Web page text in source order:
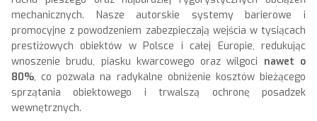
mechanicznych. Nasze autorskie systemy barierowe i
promocyjne z powodzeniem zabezpieczają wejścia w tysiącach
prestiżowych obiektów w Polsce i całej Europie, redukując
wnoszenie brudu, piasku kwarcowego oraz wilgoci nawet o
80%, co pozwala na radykalne obniżenie kosztów bieżącego
sprzątania obiektowego i trwalszą ochronę posadzek
wewnętrznych.